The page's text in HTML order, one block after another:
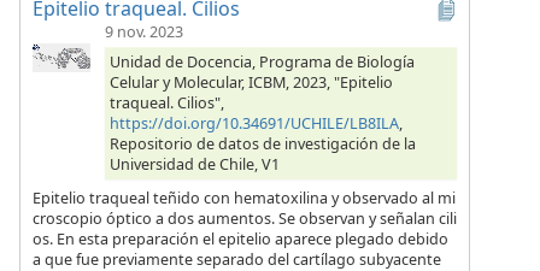
Epitelio traqueal. Cilios
9 nov. 2023
Unidad de Docencia, Programa de Biología
Celular y Molecular, ICBM, 2023, "Epitelio
traqueal. Cilios",
https://doi.org/10.34691/UCHILE/LB8ILA,
Repositorio de datos de investigación de la
Universidad de Chile, V1
Epitelio traqueal teñido con hematoxilina y observado al mi
croscopio óptico a dos aumentos. Se observan y señalan cili
os. En esta preparación el epitelio aparece plegado debido
a que fue previamente separado del cartílago subyacente